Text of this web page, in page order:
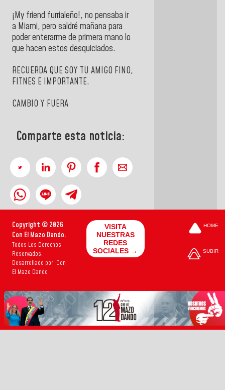
¡My friend furrialeño!, no pensaba ir
a Miami, pero saldré mañana para
poder enterarme de primera mano lo
que hacen estos desquiciados.
RECUERDA QUE SOY TU AMIGO FINO,
FITNES E IMPORTANTE.
CAMBIO Y FUERA
Comparte esta noticia:
Copyright © 2026
Con El Mazo Dando.
Todos Los Derechos
Reservados.
Desarrollado por: Con
El Mazo Dando
VISITA
NUESTRAS
REDES
SOCIALES →
HOME
SUBIR